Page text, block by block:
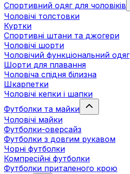
Спортивний одяг для чоловіків
Чоловічі толстовки
Куртки
Спортивні штани та джогери
Чоловічі шорти
Чоловічий функціональний одяг
Шорти для плавання
Чоловіча спідня білизна
Шкарпетки
Чоловічі кепки і шапки
Футболки та майки
Чоловічі майки
Футболки-оверсайз
Футболки з довгим рукавом
Чорні футболки
Компресійні футболки
Футболки приталеного крою